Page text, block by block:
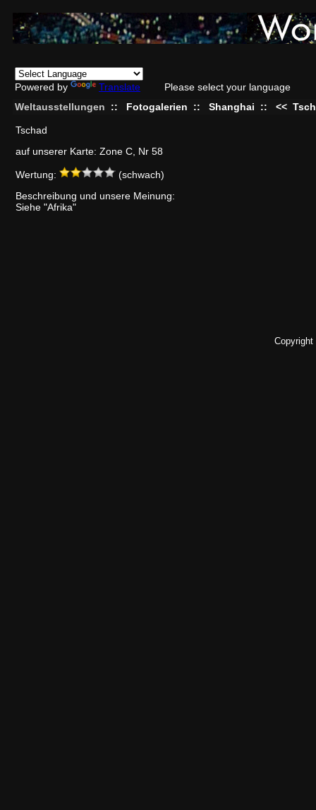
Powered by Translate
Please select your language
Weltausstellungen
:: Fotogalerien :: Shanghai :: <<
Tschad
auf unserer Karte: Zone C, Nr 58
Wertung:
(schwach)
Beschreibung und unsere Meinung:
Siehe "Afrika"